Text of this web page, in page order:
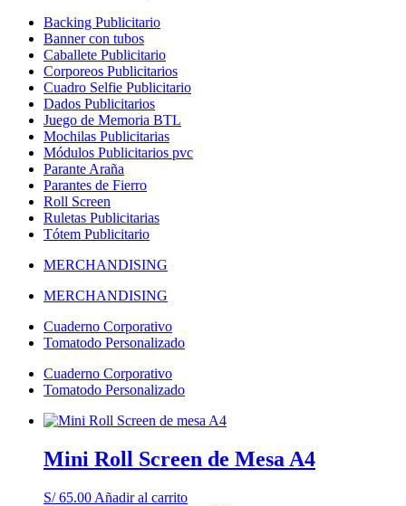
Backing Publicitario
Banner con tubos
Caballete Publicitario
Corporeos Publicitarios
Cuadro Selfie Publicitario
Dados Publicitarios
Juego de Memoria BTL
Mochilas Publicitarias
Módulos Publicitarios pvc
Parante Araña
Parantes de Fierro
Roll Screen
Ruletas Publicitarias
Tótem Publicitario
MERCHANDISING
MERCHANDISING
Cuaderno Corporativo
Tomatodo Personalizado
Cuaderno Corporativo
Tomatodo Personalizado
Mini Roll Screen de Mesa A4
S/65.00 Añadir al carrito